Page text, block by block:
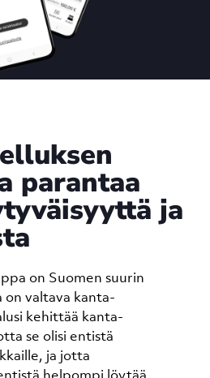
parantaa
ja
on Suomen suurin
valtava kanta-
kehittää kanta-
se olisi entistä
ja jotta